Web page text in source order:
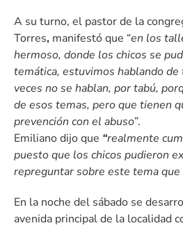
A su turno, el pastor de la
Torres, manifestó que “en los
hermoso, donde los chicos se
temática, estuvimos hablando de
veces no se hablan, por tabú,
de esos temas, pero que tienen
prevención con el abuso”.
Emiliano dijo que “realmente
puesto que los chicos pudieron
repreguntar sobre este tema que
En la noche del sábado se
avenida principal de la localidad